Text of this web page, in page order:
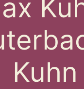
Kuhn